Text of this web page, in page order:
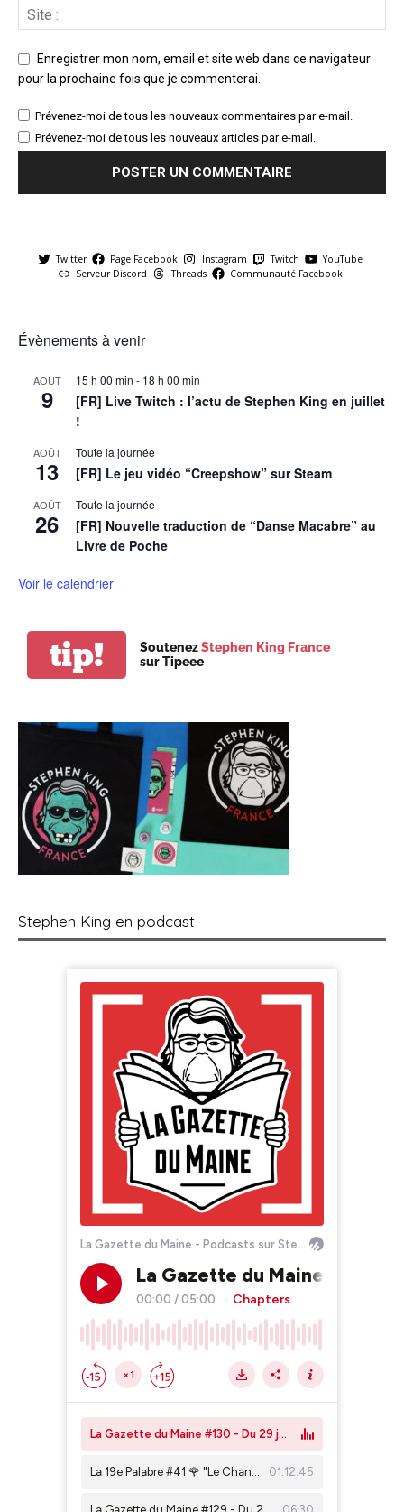
Enregistrer mon nom, email et site web dans ce navigateur
pour la prochaine fois que je commenterai.
Prévenez-moi de tous les nouveaux commentaires par e-mail.
Prévenez-moi de tous les nouveaux articles par e-mail.
Twitter Page Facebook Instagram Twitch
YouTube
Serveur Discord
Threads Communauté Facebook
Évènements à venir
AOÛT
9
15 h 00 min - 18 h 00 min
[FR] Live Twitch : l’actu de Stephen King en juillet
!
AOÛT
13
Toute la journée
[FR] Le jeu vidéo “Creepshow” sur Steam
AOÛT
26
Toute la journée
[FR] Nouvelle traduction de “Danse Macabre” au
Livre de Poche
Voir le calendrier
tip! SoutenezStephen King France
sur Tipeee
Stephen King en podcast